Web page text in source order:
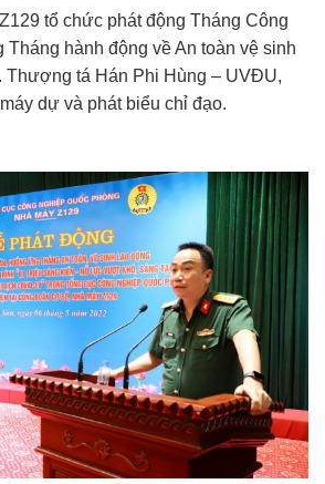
tổ chức phát động Tháng Công
hành động về An toàn vệ sinh
Thượng tá Hán Phi Hùng – UVĐU,
dự và phát biểu chỉ đạo.